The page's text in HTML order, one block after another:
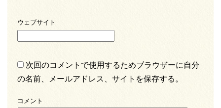
ウェブサイト
次回のコメントで使用するためブラウザーに自分
の名前、メールアドレス、サイトを保存する。
コメント